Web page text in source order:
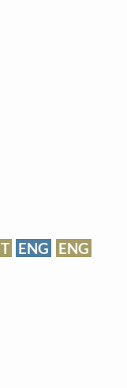
ENG
ENG